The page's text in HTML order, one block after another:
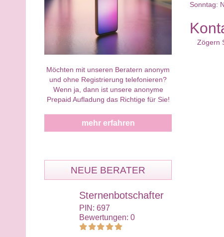
Möchten mit unseren Beratern anonym
und ohne Registrierung telefonieren?
Wenn ja, dann ist unsere anonyme
Prepaid Aufladung das Richtige für Sie!
mehr erfahren
NEUE BERATER
Sternenbotschafter
PIN: 697
Bewertungen: 0
Sonntag:
Zögern